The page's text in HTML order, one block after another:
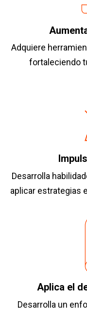
Adquiere
fortaleciendo
Desarrolla
aplicar estrategias
Aplica el
Desarrolla un